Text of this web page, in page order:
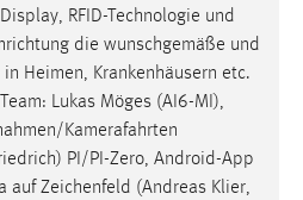
RFID-Technologie und
die wunschgemäße und
Heimen, Krankenhäusern etc.
Lukas Möges (AI6-MI),
Kamerafahrten
PI/PI-Zero, Android-App
aufZeichenfeld (Andreas Klier,
von Drittanbietern
Werbung anzuzeigen.
Besucher über Websites